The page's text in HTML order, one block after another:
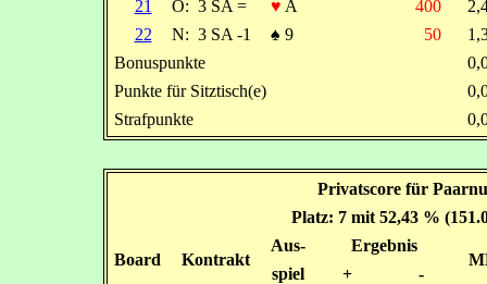
21
O: 3 SA = ♥ A 400
22
N: 3 SA -1 ♠ 9 50
Bonuspunkte
Punkte für Sitztisch(e)
Strafpunkte
Privatscore für
Platz: 7 mit 52,43 %
Board Kontrakt
Aus- Ergebnis
spiel +
-